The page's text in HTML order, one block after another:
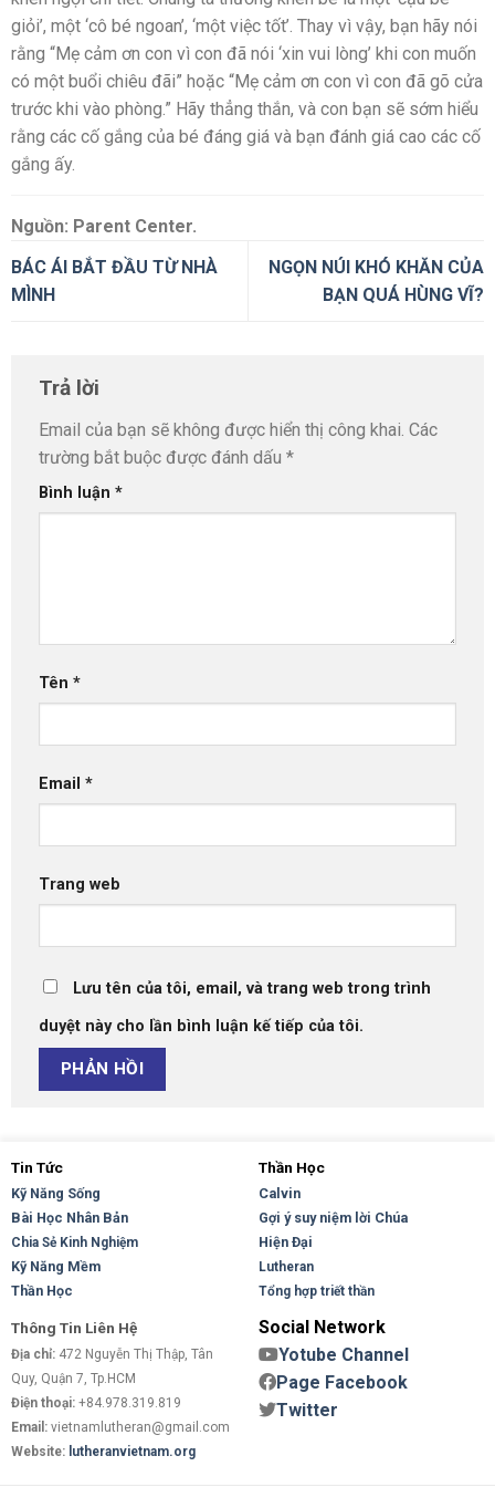
giỏi’, một ‘cô bé ngoan’, ‘một việc tốt’. Thay vì vậy, bạn hãy nói
rằng “Mẹ cảm ơn con vì con đã nói ‘xin vui lòng’ khi con muốn
có một buổi chiêu đãi” hoặc “Mẹ cảm ơn con vì con đã gõ cửa
trước khi vào phòng.” Hãy thẳng thắn, và con bạn sẽ sớm hiểu
rằng các cố gắng của bé đáng giá và bạn đánh giá cao các cố
gắng ấy.
Nguồn: Parent Center.
BÁC ÁI BẮT ĐẦU TỪ NHÀ
MÌNH
NGỌN NÚI KHÓ KHĂN CỦA
BẠN QUÁ HÙNG VĨ?
Trả lời
Email của bạn sẽ không được hiển thị công khai. Các
trường bắt buộc được đánh dấu *
Bình luận *
Tên *
Email *
Trang web
Lưu tên của tôi, email, và trang web trong trình
duyệt này cho lần bình luận kế tiếp của tôi.
Tin Tức
Kỹ Năng Sống
Bài Học Nhân Bản
Chia Sẻ Kinh Nghiệm
Kỹ Năng Mềm
Thần Học
Thần Học
Calvin
Gợi ý suy niệm lời Chúa
Hiện Đại
Lutheran
Tổng hợp triết thần
Thông Tin Liên Hệ
Địa chỉ: 472 Nguyễn Thị Thập, Tân
Quy, Quận 7, Tp.HCM
Điện thoại: +84.978.319.819
Email: vietnamlutheran@gmail.com
Website: lutheranvietnam.org
Social Network
Yotube Channel
Page Facebook
Twitter